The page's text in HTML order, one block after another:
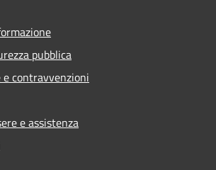
pubblica
contravvenzioni
e assistenza